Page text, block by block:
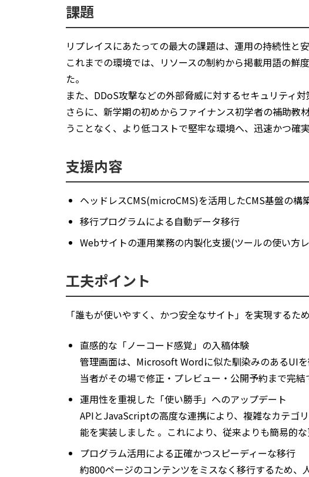
課題
リプレイスにあたっての最大の課題は、運用の持続性と
これまでの環境では、リソースの制約から掲載用語の鮮
た。
また、DDoS攻撃などの外部脅威に対するセキュリティ
さらに、新学期の初めからファイナンス初学者の補助教
うことなく、より低コストで堅牢な環境へ、迅速かつ確
支援内容
ヘッドレスCMS(microCMS)を活用したCMS基盤の構
移行プログラムによる自動データ移行
Webサイトの運用業務の内製化支援(ツールの使い方
工夫ポイント
「誰もが使いやすく、かつ安全なサイト」を実現するた
直感的な「ノーコード感覚」の入稿体験
管理画面は、Microsoft Wordに似た馴染みのあるUI
当者がその場で修正・プレビュー・公開予約まで完結
運用性を重視した「使い勝手」へのアップデート
APIとJavaScriptの高度な連携により、複雑なカテゴ
能を実装しました 。これにより、従来よりも簡易的な
プログラム活用による正確かつスピーディーな移行
約800ページのコンテンツをミスなく移行するため